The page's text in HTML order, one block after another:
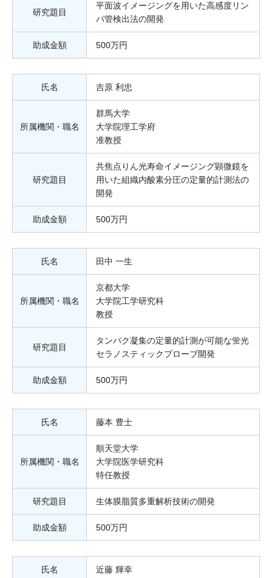
研究題目
平面波イメージングを用いた高感度リン
パ管検出法の開発
助成金額 500万円
氏名 吉原 利忠
所属機関・職名
群馬大学
大学院理工学府
准教授
研究題目
共焦点りん光寿命イメージング顕微鏡を
用いた組織内酸素分圧の定量的計測法の
開発
助成金額 500万円
氏名 田中 一生
所属機関・職名
京都大学
大学院工学研究科
教授
研究題目
タンパク凝集の定量的計測が可能な蛍光
セラノスティックプローブ開発
助成金額 500万円
氏名 藤本 豊士
所属機関・職名
順天堂大学
大学院医学研究科
特任教授
研究題目 生体膜脂質多重解析技術の開発
助成金額 500万円
氏名 近藤 輝幸